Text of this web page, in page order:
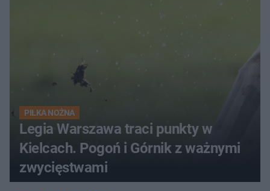
PIŁKA NOŻNA
Legia Warszawa traci punkty w
Kielcach. Pogoń i Górnik z ważnymi
zwycięstwami